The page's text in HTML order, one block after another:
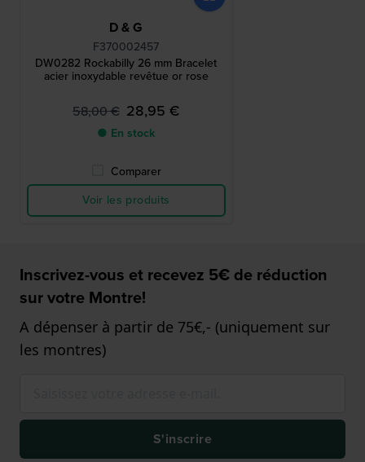
D & G
F370002457
DW0282 Rockabilly 26 mm Bracelet
acier inoxydable revêtue or rose
58,00 € 28,95 €
● En stock
Comparer
Voir les produits
Inscrivez-vous et recevez 5€ de réduction
sur votre Montre!
A dépenser à partir de 75€,- (uniquement sur
les montres)
S'inscrire